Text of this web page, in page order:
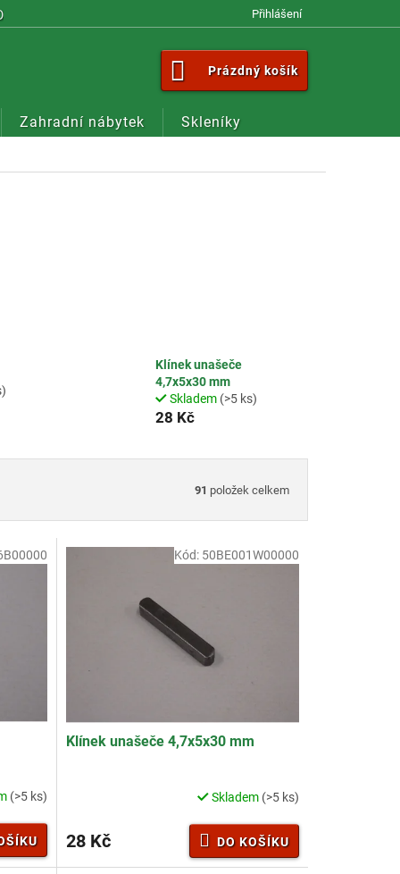
Přihlášení
NÁKUPNÍ
KOŠÍK
Prázdný košík
Zahradní nábytek Skleníky
Klínek unašeče
4,7x5x30 mm
Skladem (>5 ks)
28 Kč
91 položek celkem
(>5 ks)
Klínek unašeče 4,7x5x30 mm
Skladem (>5 ks)
28 Kč DO KOŠÍKU
Kód: 50BE001W00000